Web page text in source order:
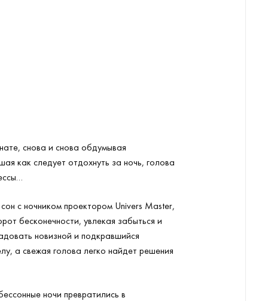
снова и снова обдумывая
как следует отдохнуть за ночь, голова
с ночником проектором Univers Master,
бесконечности, увлекая забыться и
новизной и подкравшийся
а свежая голова легко найдет решения
ночи превратились в